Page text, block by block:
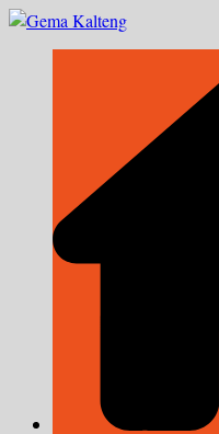
Skip